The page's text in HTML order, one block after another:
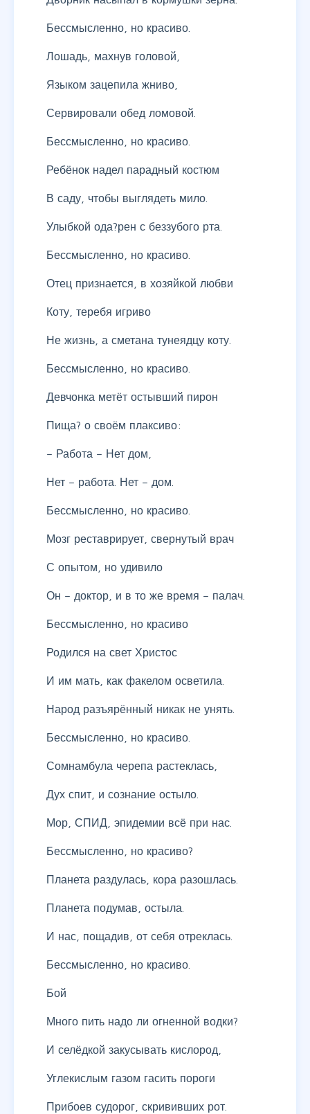
Бессмысленно, но красиво.
Лошадь, махнув головой,
Языком зацепила жниво,
Сервировали обед ломовой.
Бессмысленно, но красиво.
Ребёнок надел парадный костюм
В саду, чтобы выглядеть мило.
Улыбкой ода?рен с беззубого рта.
Бессмысленно, но красиво.
Отец признается, в хозяйкой любви
Коту, теребя игриво
Не жизнь, а сметана тунеядцу коту.
Бессмысленно, но красиво.
Девчонка метёт остывший пирон
Пища? о своём плаксиво:
– Работа – Нет дом,
Нет – работа. Нет – дом.
Бессмысленно, но красиво.
Мозг реставрирует, свернутый врач
С опытом, но удивило
Он – доктор, и в то же время – палач.
Бессмысленно, но красиво
Родился на свет Христос
И им мать, как факелом осветила.
Народ разъярённый никак не унять.
Бессмысленно, но красиво.
Сомнамбула черепа растеклась,
Дух спит, и сознание остыло.
Мор, СПИД, эпидемии всё при нас.
Бессмысленно, но красиво?
Планета раздулась, кора разошлась.
Планета подумав, остыла.
И нас, пощадив, от себя отреклась.
Бессмысленно, но красиво.
Бой
Много пить надо ли огненной водки?
И селёдкой закусывать кислород,
Углекислым газом гасить пороги
Прибоев судорог, скрививших рот.